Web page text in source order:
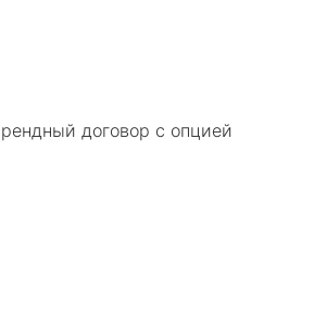
договор с опцией